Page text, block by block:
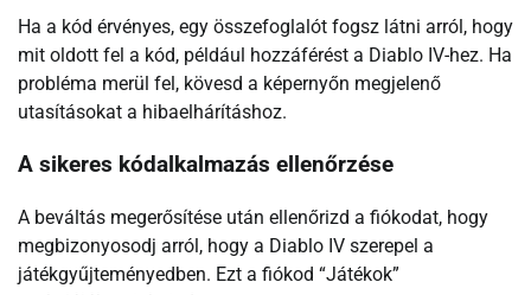
Ha a kód érvényes, egy összefoglalót fogsz látni arról, hogy
mit oldott fel a kód, például hozzáférést a Diablo IV-hez. Ha
probléma merül fel, kövesd a képernyőn megjelenő
utasításokat a hibaelhárításhoz.
A sikeres kódalkalmazás ellenőrzése
A beváltás megerősítése után ellenőrizd a fiókodat, hogy
megbizonyosodj arról, hogy a Diablo IV szerepel a
játékgyűjteményedben. Ezt a fiókod “Játékok”